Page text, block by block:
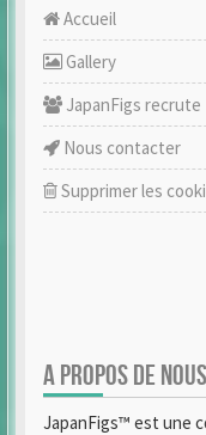
Accueil
Gallery
JapanFigs recrute
Nous contacter
Supprimer les
A PROPOS DE NOUS
JapanFigs™ est une